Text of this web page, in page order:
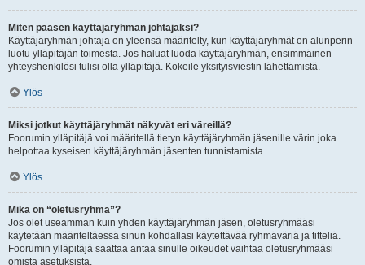
Miten pääsen käyttäjäryhmän johtajaksi?
Käyttäjäryhmän johtaja on yleensä määritelty, kun käyttäjäryhmät on alunperin
luotu ylläpitäjän toimesta. Jos haluat luoda käyttäjäryhmän, ensimmäinen
yhteyshenkilösi tulisi olla ylläpitäjä. Kokeile yksityisviestin lähettämistä.
Ylös
Miksi jotkut käyttäjäryhmät näkyvät eri väreillä?
Foorumin ylläpitäjä voi määritellä tietyn käyttäjäryhmän jäsenille värin joka
helpottaa kyseisen käyttäjäryhmän jäsenten tunnistamista.
Ylös
Mikä on “oletusryhmä”?
Jos olet useamman kuin yhden käyttäjäryhmän jäsen, oletusryhmääsi
käytetään määriteltäessä sinun kohdallasi käytettävää ryhmäväriä ja titteliä.
Foorumin ylläpitäjä saattaa antaa sinulle oikeudet vaihtaa oletusryhmääsi
omista asetuksista.